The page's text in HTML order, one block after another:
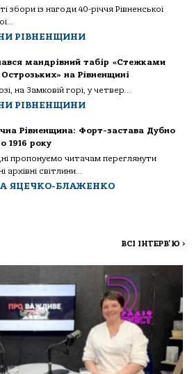
збори із нагоди 40-річчя Рівненської
РІВНЕНЩИНИ
мандрівний табір «Стежками
Острозьких» на Рівненщині
на Замковій горі, у четвер...
РІВНЕНЩИНИ
Рівненщина: Форт-застава Дубно
1916 року
пропонуємо читачам переглянути
архівні світлини...
ЯЦЕЧКО-БЛАЖЕНКО
ВСІ ІНТЕРВ'Ю >